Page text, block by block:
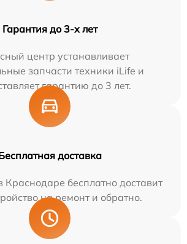
Гарантия до 3-х лет
центр устанавливает
запчасти техники iLife и
гарантию до 3 лет.
доставка
бесплатно доставит
на ремонт и обратно.